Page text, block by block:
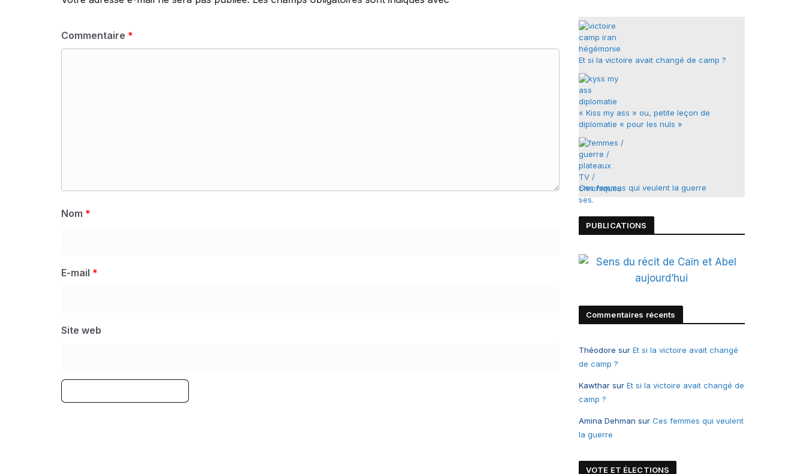
Commentaire *
Nom *
E-mail *
Site web
Et si la victoire avait changé de camp ?
« Kiss my ass » ou, petite leçon de
diplomatie « pour les nuls »
Ces femmes qui veulent la guerre
PUBLICATIONS
Commentaires récents
Théodore sur Et si la victoire avait changé
de camp ?
Kawtharsur Et si la victoire avait changé de
camp ?
Amina Dehman sur Ces femmes qui veulent
la guerre
VOTE ET ÉLECTIONS